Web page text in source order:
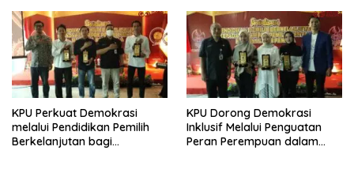
KPU Perkuat Demokrasi
melalui Pendidikan Pemilih
Berkelanjutan bagi
KPU Dorong Demokrasi
Inklusif Melalui Penguatan
Peran Perempuan dalam